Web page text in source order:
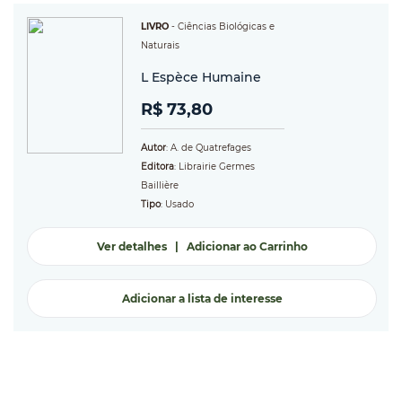
LIVRO - Ciências Biológicas e
Naturais
L Espèce Humaine
R$ 73,80
Autor: A. de Quatrefages
Editora: Librairie Germes
Baillière
Tipo: Usado
Ver detalhes| Adicionar ao Carrinho
Adicionar a lista de interesse